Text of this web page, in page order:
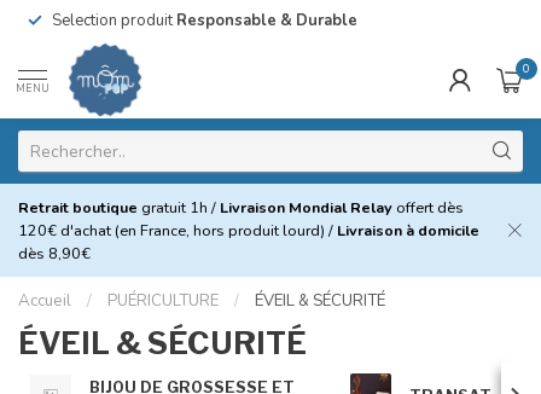
Selection produitResponsable & Durable
MENU
0
Retrait boutique gratuit 1h / Livraison Mondial Relay offert dès
120€ d'achat (en France, hors produit lourd) / Livraison à domicile
dès 8,90€
Accueil / PUÉRICULTURE / ÉVEIL & SÉCURITÉ
ÉVEIL & SÉCURITÉ
BIJOU DE GROSSESSE ET